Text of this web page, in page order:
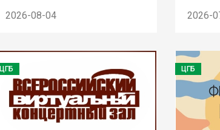
2026-08-04 2026-
ЦГБ ЦГБ